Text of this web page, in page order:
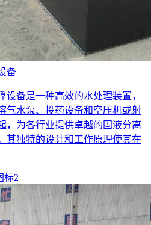
备
设备是一种高效的水处理装置，
气水泵、投药设备和空压机或射
，为各行业提供卓越的固液分离
其独特的设计和工作原理使其在